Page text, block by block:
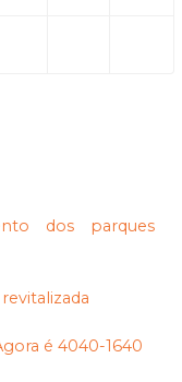
dos parques
é 4040-1640